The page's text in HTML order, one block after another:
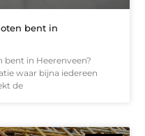
bent in
bent in Heerenveen?
waar bijna iedereen
de